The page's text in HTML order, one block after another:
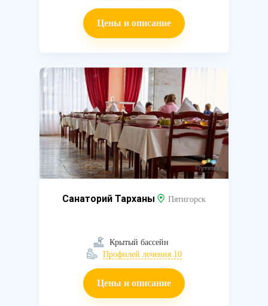
Цены и описание
Санаторий Тарханы Пятигорск
Крытый бассейн
Профилей лечения 10
Цены и описание